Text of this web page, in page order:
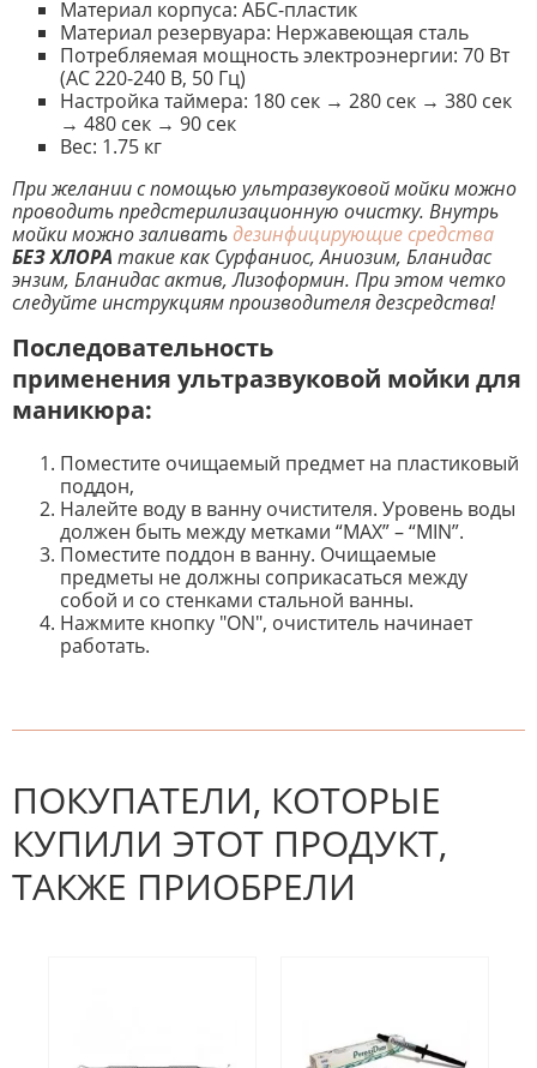
Материал корпуса: AБС-пластик
Материал резервуара: Нержавеющая сталь
Потребляемая мощность электроэнергии: 70 Вт
(АС 220-240 В, 50 Гц)
Настройка таймера: 180 сек → 280 сек → 380 сек
→ 480 сек → 90 сек
Вес: 1.75 кг
При желании с помощью ультразвуковой мойки можно
проводить предстерилизационную очистку. Внутрь
мойки можно заливатьдезинфицирующие средства
БЕЗ ХЛОРА такие как Сурфаниос, Аниозим, Бланидас
энзим, Бланидас актив, Лизоформин. При этом четко
следуйте инструкциям производителя дезсредства!
Последовательность
применения ультразвуковой мойки для
маникюра:
Поместите очищаемый предмет на пластиковый
поддон,
Налейте воду в ванну очистителя. Уровень воды
должен быть между метками “MAX” – “MIN”.
Поместите поддон в ванну. Очищаемые
предметы не должны соприкасаться между
собой и со стенками стальной ванны.
Нажмите кнопку "ON", очиститель начинает
работать.
К настоящему времени нет
отзыв.
ПОКУПАТЕЛИ, КОТОРЫЕ
КУПИЛИ ЭТОТ ПРОДУКТ,
ТАКЖЕ ПРИОБРЕЛИ